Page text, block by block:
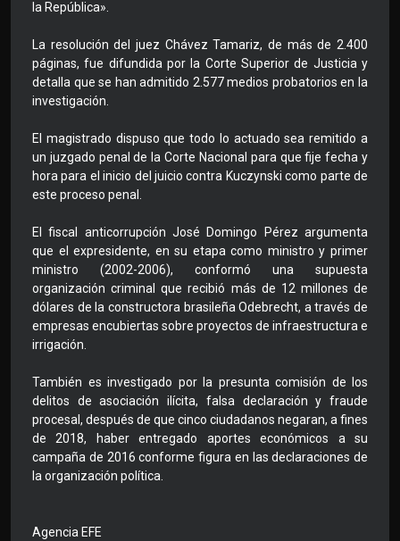
la República».
La resolución del juez Chávez Tamariz, de más de 2.400
páginas, fue difundida por la Corte Superior de Justicia y
detalla que se han admitido 2.577 medios probatorios en la
investigación.
El magistrado dispuso que todo lo actuado sea remitido a
un juzgado penal de la Corte Nacional para que fije fecha y
hora para el inicio del juicio contra Kuczynski como parte de
este proceso penal.
El fiscal anticorrupción José Domingo Pérez argumenta
que el expresidente, en su etapa como ministro y primer
ministro (2002-2006), conformó una supuesta
organización criminal que recibió más de 12 millones de
dólares de la constructora brasileña Odebrecht, a través de
empresas encubiertas sobre proyectos de infraestructura e
irrigación.
También es investigado por la presunta comisión de los
delitos de asociación ilícita, falsa declaración y fraude
procesal, después de que cinco ciudadanos negaran, a fines
de 2018, haber entregado aportes económicos a su
campaña de 2016 conforme figura en las declaraciones de
la organización política.
Agencia EFE